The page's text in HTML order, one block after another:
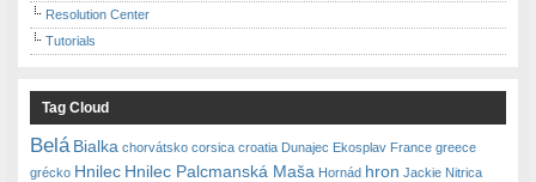
Resolution Center
Tutorials
Tag Cloud
Belá Bialka chorvátsko corsica croatia Dunajec Ekosplav France greece
grécko Hnilec Hnilec Palcmanská Maša Hornád hron Jackie Nitrica